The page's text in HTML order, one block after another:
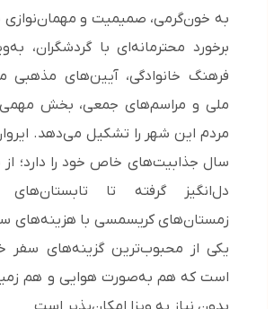
به خون‌گرمی، صمیمیت و مهمان‌نوازی
برخورد محترمانه‌ای با گردشگران،
فرهنگ خانوادگی، آیین‌های
ملی و مراسم‌های جمعی، بخش مهمی
مردم این شهر را تشکیل می‌دهد.
سال جذابیت‌های خاص خود را دارد؛ از
دل‌انگیز گرفته تا
زمستان‌های کریسمسی با هزینه‌های سفر
یکی از محبوب‌ترین گزینه‌های سفر
است که هم به‌صورت هوایی و هم